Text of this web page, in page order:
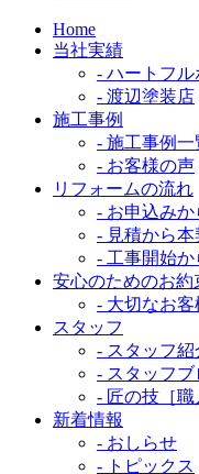
Home
当社実績
- ハートフル
- 渡辺塗装店
施工事例
- 施工事例一
- お客様の声
リフォームの流れ
- お申込み
- 見積から本
- 工事開始
安心のためのお約
- 大切なお
スタッフ
- スタッフ紹
- スタッフブ
- 匠の技［職
新着情報
- おしらせ
- トピックス